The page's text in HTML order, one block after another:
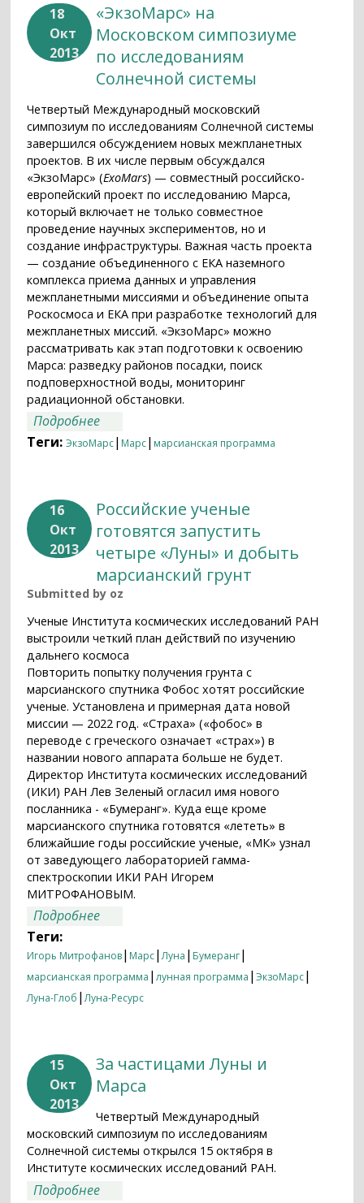
18
Окт
2013
«ЭкзоМарс» на
Московском симпозиуме
по исследованиям
Солнечной системы
Четвертый Международный московский
симпозиум по исследованиям Солнечной системы
завершился обсуждением новых межпланетных
проектов. В их числе первым обсуждался
«ЭкзоМарс» (ExoMars) — совместный российско-
европейский проект по исследованию Марса,
который включает не только совместное
проведение научных экспериментов, но и
создание инфраструктуры. Важная часть проекта
— создание объединенного с ЕКА наземного
комплекса приема данных и управления
межпланетными миссиями и объединение опыта
Роскосмоса и ЕКА при разработке технологий для
межпланетных миссий. «ЭкзоМарс» можно
рассматривать как этап подготовки к освоению
Марса: разведку районов посадки, поиск
подповерхностной воды, мониторинг
радиационной обстановки.
Подробнее
по исследованиям Солнечной системы
Теги:ЭкзоМарс| Марс| марсианская программа
16
Окт
2013
Российские ученые
готовятся запустить
четыре «Луны» и добыть
марсианский грунт
Submitted by oz
Ученые Института космических исследований РАН
выстроили четкий план действий по изучению
дальнего космоса
Повторить попытку получения грунта с
марсианского спутника Фобос хотят российские
ученые. Установлена и примерная дата новой
миссии — 2022 год. «Страха» («фобос» в
переводе с греческого означает «страх») в
названии нового аппарата больше не будет.
Директор Института космических исследований
(ИКИ) РАН Лев Зеленый огласил имя нового
посланника - «Бумеранг». Куда еще кроме
марсианского спутника готовятся «лететь» в
ближайшие годы российские ученые, «МК» узнал
от заведующего лабораторией гамма-
спектроскопии ИКИ РАН Игорем
МИТРОФАНОВЫМ.
Подробнее
марсианский грунт
Теги:
Игорь Митрофанов| Марс|Луна | Бумеранг|
марсианская программа |лунная программа |ЭкзоМарс|
Луна-Глоб |Луна-Ресурс
15
Окт
2013
За частицами Луны и
Марса
Четвертый Международный
московский симпозиум по исследованиям
Солнечной системы открылся 15 октября в
Институте космических исследований РАН.
Подробнее